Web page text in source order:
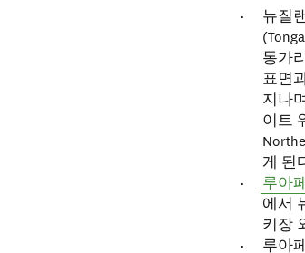
뉴질
통가
표면
지나
이트
게 된
루아
에서
키장
루아